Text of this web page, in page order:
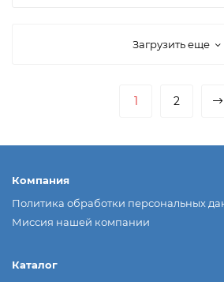
Загрузить еще
1 2
Компания
Политика обработки персональных
Миссия нашей компании
Каталог